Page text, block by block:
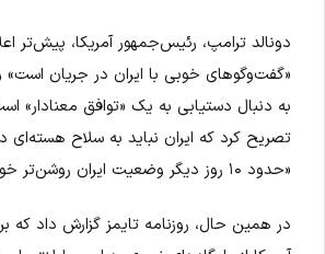
دونالد ترامپ، رئیس‌جمهور آمریکا، پیش‌تر
«گفت‌وگوهای خوبی با ایران در جریان است»
به دنبال دستیابی به یک «توافق معنادار»
تصریح کرد که ایران نباید به سلاح هسته‌ای
«حدود ۱۰ روز دیگر وضعیت ایران روشن‌تر خواهد شد».
در همین حال، روزنامه تایمز گزارش داد که